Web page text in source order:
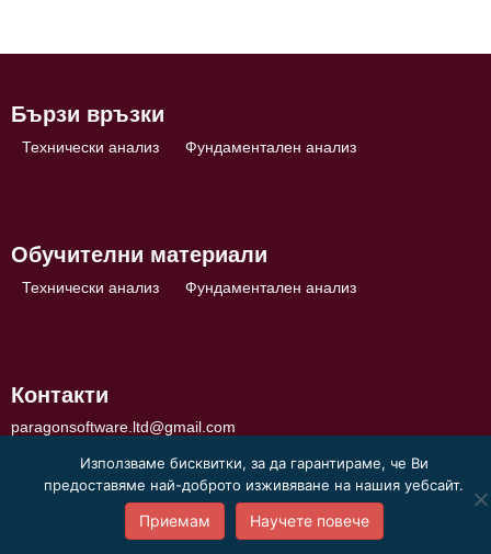
Бързи връзки
Технически анализ Фундаментален анализ
Обучителни материали
Технически анализ Фундаментален анализ
Контакти
paragonsoftware.ltd@gmail.com
Използваме бисквитки, за да гарантираме, че Ви
предоставяме най-доброто изживяване на нашия уебсайт.
Приемам Научете повече